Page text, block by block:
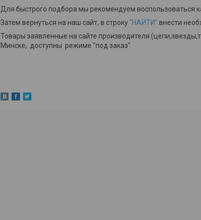
Для быстрого подбора мы рекомендуем воспользоваться
Затем вернуться на наш сайт, в строку "НАЙТИ" внести
Товары заявленные на сайте производителя
Минске, доступны режиме "под заказ"